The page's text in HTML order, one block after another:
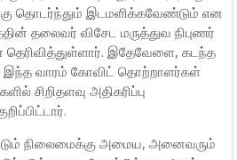
தொடர்ந்தும் இடமளிக்கவேண்டும் என
தலைவர் விசேட மருத்துவ நிபுணர்
தெரிவித்துள்ளார். இதேவேளை, கடந்த
இந்த வாரம் கோவிட் தொற்றாளர்கள்
சிறிதளவு அதிகரிப்பு
நிலைமைக்கு அமைய, அனைவரும்